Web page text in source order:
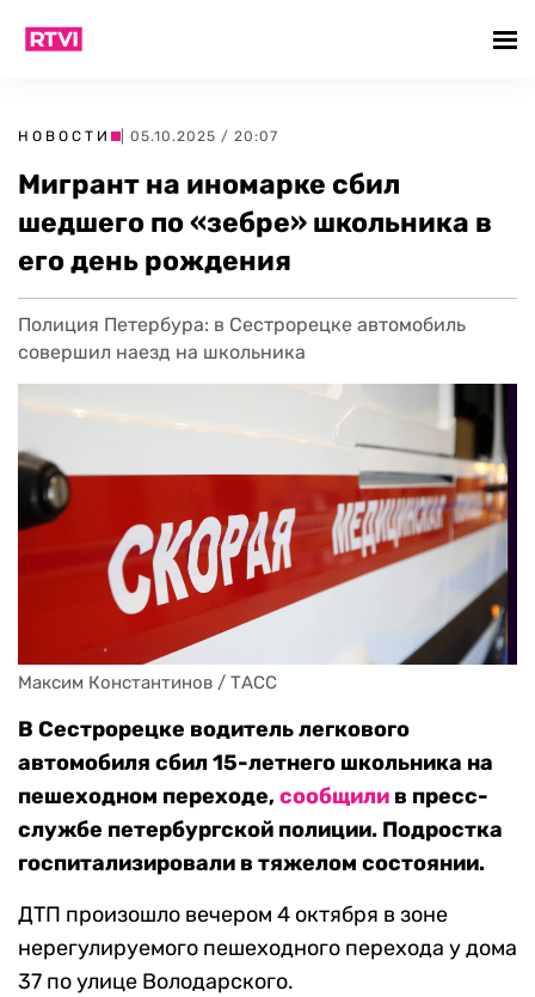
НОВОСТИ | 05.10.2025 / 20:07
Мигрант на иномарке сбил
шедшего по «зебре» школьника в
его день рождения
Полиция Петербура: в Сестрорецке автомобиль
совершил наезд на школьника
Максим Константинов / ТАСС
В Сестрорецке водитель легкового
автомобиля сбил 15-летнего школьника на
пешеходном переходе,сообщили в пресс-
службе петербургской полиции. Подростка
госпитализировали в тяжелом состоянии.
ДТП произошло вечером 4 октября в зоне
нерегулируемого пешеходного перехода у дома
37 по улице Володарского.